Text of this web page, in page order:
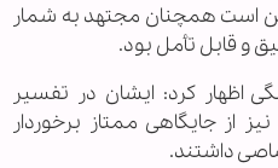
است همچنان مجتهد به شمار
و قابل تأمل بود.
اظهار کرد: ایشان در تفسیر
از جایگاهی ممتاز برخوردار
داشتند.